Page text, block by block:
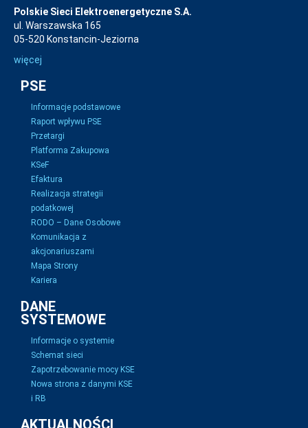
Polskie Sieci Elektroenergetyczne S.A.
ul. Warszawska 165
05-520 Konstancin-Jeziorna
więcej
PSE
Informacje podstawowe
Raport wpływu PSE
Przetargi
Platforma Zakupowa
KSeF
Efaktura
Realizacja strategii
podatkowej
RODO – Dane Osobowe
Komunikacja z
akcjonariuszami
Mapa Strony
Kariera
DANE
SYSTEMOWE
Informacje o systemie
Schemat sieci
Zapotrzebowanie mocy KSE
Nowa strona z danymi KSE
i RB
AKTUALNOŚCI